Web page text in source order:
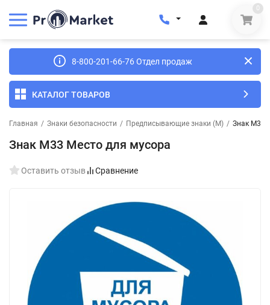
0
8-800-201-66-76 Отдел продаж
КАТАЛОГ ТОВАРОВ
Главная / Знаки безопасности / Предписывающие знаки (M) / Знак M33
Знак M33 Место для мусора
Оставить отзыв Сравнение